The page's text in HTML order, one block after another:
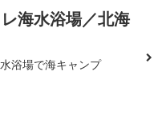
海水浴場／北海
浴場で海キャンプ